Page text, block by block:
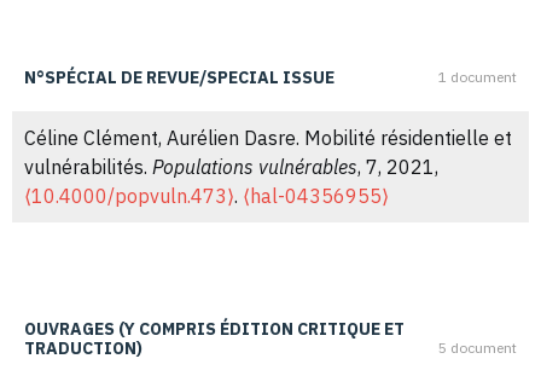
Céline Clément, Catherine Bonvalet. Reconfigurations
des parcours de vie.Retraite et société, 2021, N° 86 (2),
pp.47-69.⟨10.3917/rs1.086.0048⟩.⟨hal-04093572⟩
démographie.Revue des politiques sociales et familiales
2020, 135, pp.100-107.
N°SPÉCIAL DE REVUE/SPECIAL ISSUE 1 document
Céline Clément, Aurélien Dasre. Mobilité résidentielle et
vulnérabilités. Populations vulnérables, 7, 2021,
⟨10.4000/popvuln.473⟩. ⟨hal-04356955⟩
OUVRAGES (Y COMPRIS ÉDITION CRITIQUE ET
TRADUCTION)
5 document